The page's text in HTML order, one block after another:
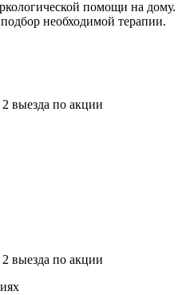
помощи на дому.
необходимой терапии.
выезда по акции
выезда по акции